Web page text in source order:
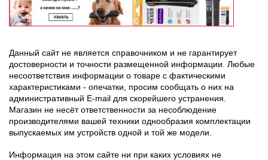
Данный сайт не является справочником и не гарантирует
достоверности и точности размещенной информации. Любые
несоответствия информации о товаре с фактическими
характеристиками - опечатки, просим сообщать о них на
административный E-mail для скорейшего устранения.
Магазин не несёт ответственности за несоблюдение
производителями вашей техники однообразия комплектации
выпускаемых им устройств одной и той же модели.
Информация на этом сайте ни при каких условиях не